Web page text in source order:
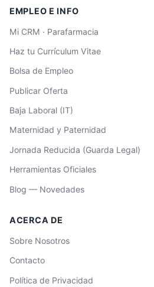
EMPLEO E INFO
Mi CRM · Parafarmacia
Haz tu Currículum Vitae
Bolsa de Empleo
Publicar Oferta
Baja Laboral (IT)
Maternidad y Paternidad
Jornada Reducida (Guarda Legal)
Herramientas Oficiales
Blog — Novedades
ACERCA DE
Sobre Nosotros
Contacto
Política de Privacidad
Asistente Farmacia
Convenio de Farmacia · IA
¡Hola! Soy el asistente de
Farmacia. Puedo ayudarte
nocturnidad, finiquitos y
¿En qué puedo ayudarte?